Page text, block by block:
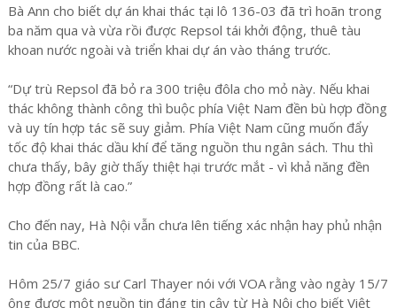
Bà Ann cho biết dự án khai thác tại lô 136-03 đã trì hoãn trong
ba năm qua và vừa rồi được Repsol tái khởi động, thuê tàu
khoan nước ngoài và triển khai dự án vào tháng trước.
“Dự trù Repsol đã bỏ ra 300 triệu đôla cho mỏ này. Nếu khai
thác không thành công thì buộc phía Việt Nam đền bù hợp đồng
và uy tín hợp tác sẽ suy giảm. Phía Việt Nam cũng muốn đẩy
tốc độ khai thác dầu khí để tăng nguồn thu ngân sách. Thu thì
chưa thấy, bây giờ thấy thiệt hại trước mắt - vì khả năng đền
hợp đồng rất là cao.”
Cho đến nay, Hà Nội vẫn chưa lên tiếng xác nhận hay phủ nhận
tin của BBC.
Hôm 25/7 giáo sư Carl Thayer nói với VOA rằng vào ngày 15/7
ông được một nguồn tin đáng tin cậy từ Hà Nội cho biết Việt